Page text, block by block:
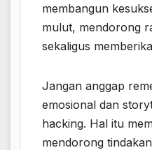
membangun
mulut, mendorong
sekaligus
Jangan anggap
emosional dan
hacking. Hal itu
mendorong